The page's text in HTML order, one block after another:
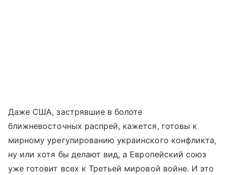
Даже США, застрявшие в болоте
ближневосточных распрей, кажется, готовы к
мирному урегулированию украинского конфликта,
ну или хотя бы делают вид, а Европейский союз
уже готовит всех к Третьей мировой войне. И это